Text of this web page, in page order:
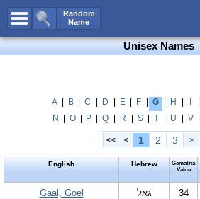
Random
Name
All Names
Boy Names
Unisex Names
Popular Names
Celebs B. DaysNew!
Unisex Names
A B C D E F G H
N
O P Q R S T U V
<< < 1 2 3 >
English Hebrew
Gematria
Value
Gaal, Goel גאל 34